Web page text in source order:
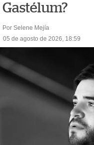
Gastélum?
Por Selene Mejía
05 de agosto de 2026, 18:59